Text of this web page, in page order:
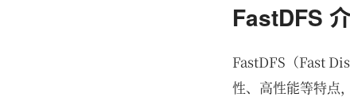
FastDFS
FastDFS（Fast
性、高性能等特点